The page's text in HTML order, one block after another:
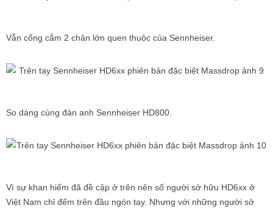
Vẫn cổng cắm 2 chân lớn quen thuộc của Sennheiser.
So dáng cùng đàn anh Sennheiser HD800.
Vì sự khan hiếm đã đề cập ở trên nên số người sở hữu HD6xx ở
Việt Nam chỉ đếm trên đầu ngón tay. Nhưng với những người sở